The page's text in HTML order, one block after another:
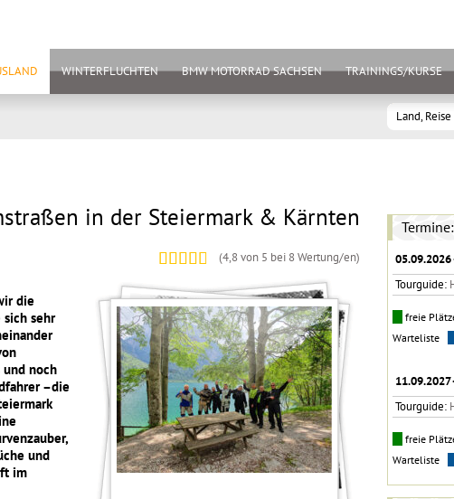
WINTERFLUCHTEN BMW MOTORRAD SACHSEN TRAININGS/KURSE
in der Steiermark & Kärnten
(4,8 von 5 bei 8 Wertung/en)
die
sehr
noch
–die
und
im
Termine:
Tourguide:
freie
Warteliste
Tourguide:
freie
Warteliste